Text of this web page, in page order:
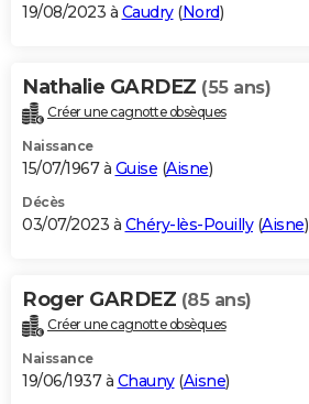
19/08/2023 à Caudry(Nord)
Nathalie GARDEZ (55 ans)
Créer une cagnotte obsèques
Naissance
15/07/1967 à Guise (Aisne)
Décès
03/07/2023 à Chéry-lès-Pouilly(Aisne)
Roger GARDEZ (85 ans)
Créer une cagnotte obsèques
Naissance
19/06/1937 à Chauny(Aisne)